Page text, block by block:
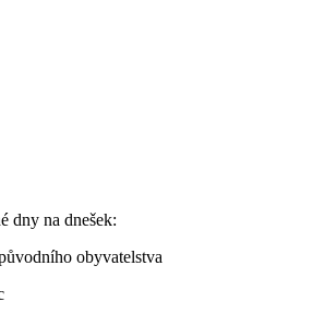
dny na dnešek:
obyvatelstva